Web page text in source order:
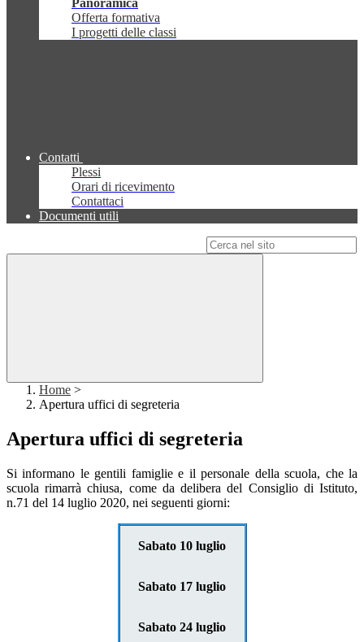
Panoramica
Offerta formativa
I progetti delle classi
Contatti
Plessi
Orari di ricevimento
Contattaci
Documenti utili
Home >
Apertura uffici di segreteria
Apertura uffici di segreteria
Si informano le gentili famiglie e il personale della scuola, che la
scuola rimarrà chiusa, come da delibera del Consiglio di Istituto,
n.71 del 14 luglio 2020, nei seguenti giorni:
Sabato 10 luglio
Sabato 17 luglio
Sabato 24 luglio